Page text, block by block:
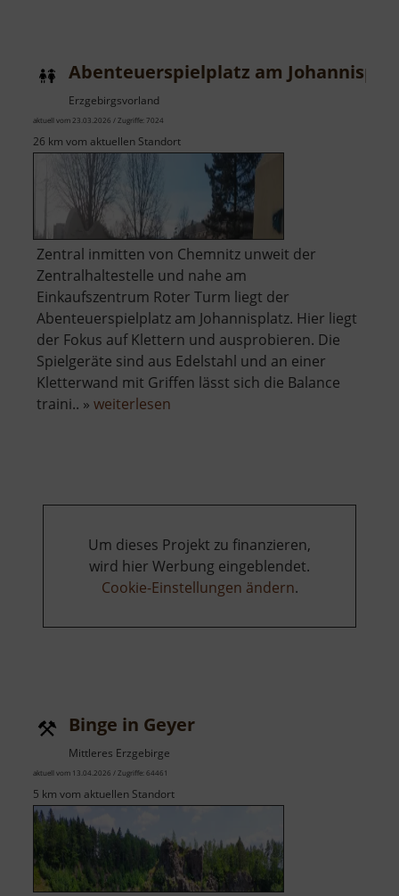
Abenteuerspielplatz am
Erzgebirgsvorland
aktuell vom 23.03.2026 / Zugriffe: 7024
26 km vom aktuellen Standort
Zentral inmitten von Chemnitz unweit der
Zentralhaltestelle und nahe am
Einkaufszentrum Roter Turm liegt der
Abenteuerspielplatz am Johannisplatz. Hier liegt
der Fokus auf Klettern und ausprobieren. Die
Spielgeräte sind aus Edelstahl und an einer
Kletterwand mit Griffen lässt sich die Balance
traini.. » weiterlesen
Um dieses Projekt zu finanzieren,
wird hier Werbung eingeblendet.
Cookie-Einstellungen ändern.
Binge in Geyer
Mittleres Erzgebirge
aktuell vom 13.04.2026 / Zugriffe: 64461
5 km vom aktuellen Standort